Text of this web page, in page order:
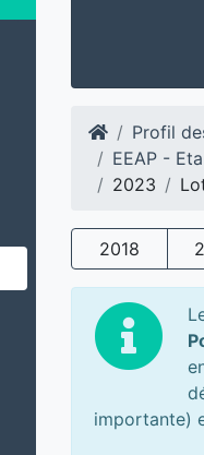
Profil
EEAP -
2023
2018
importante)